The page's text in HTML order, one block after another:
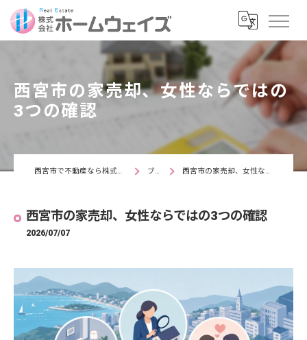
西宮市の家売却、女性ならではの
3つの確認
西宮市で不動産なら株式会社ホームウェイズ ブログ 西宮市の家売却、女性ならではの3つの確認
西宮市の家売却、女性ならではの3つの確認
2026/07/07